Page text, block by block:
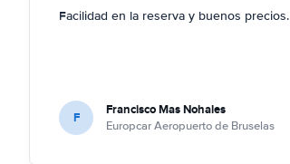
Facilidad en la reserva y buenos precios.
F Francisco Mas Nohales
Europcar Aeropuerto de Bruselas